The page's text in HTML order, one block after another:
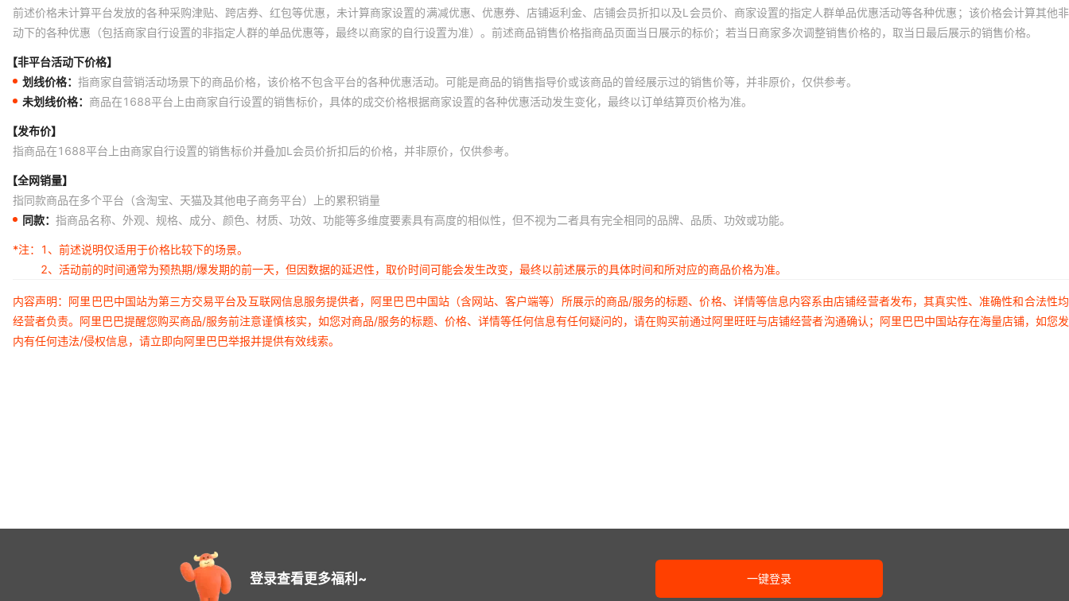
前述价格未计算平台发放的各种采购津贴、跨店券、红包等优惠，未计算商家设置的满减优惠、优惠券、店铺返利金、店铺会员折扣以及L会员价、商家设置的指定人群单品优惠活动等各种优惠；该价格会计算其他
动下的各种优惠（包括商家自行设置的非指定人群的单品优惠等，最终以商家的自行设置为准）。前述商品销售价格指商品页面当日展示的标价；若当日商家多次调整销售价格的，取当日最后展示的销售价格。
【非平台活动下价格】
划线价格： 指商家自营销活动场景下的商品价格，该价格不包含平台的各种优惠活动。可能是商品的销售指导价或该商品的曾经展示过的销售价等，并非原价，仅供参考。
未划线价格： 商品在1688平台上由商家自行设置的销售标价，具体的成交价格根据商家设置的各种优惠活动发生变化，最终以订单结算页价格为准。
【发布价】
指商品在1688平台上由商家自行设置的销售标价并叠加L会员价折扣后的价格，并非原价，仅供参考。
【全网销量】
指同款商品在多个平台（含淘宝、天猫及其他电子商务平台）上的累积销量
同款： 指商品名称、外观、规格、成分、颜色、材质、功效、功能等多维度要素具有高度的相似性，但不视为二者具有完全相同的品牌、品质、功效或功能。
*注：
1、前述说明仅适用于价格比较下的场景。
2、活动前的时间通常为预热期/爆发期的前一天，但因数据的延迟性，取价时间可能会发生改变，最终以前述展示的具体时间和所对应的商品价格为准。
内容声明：阿里巴巴中国站为第三方交易平台及互联网信息服务提供者，阿里巴巴中国站（含网站、客户端等）所展示的商品/服务的标题、价格、详情等信息内容系由店铺经营者发布，其真实性、准确性和合法性
经营者负责。阿里巴巴提醒您购买商品/服务前注意谨慎核实，如您对商品/服务的标题、价格、详情等任何信息有任何疑问的，请在购买前通过阿里旺旺与店铺经营者沟通确认；阿里巴巴中国站存在海量店铺，如您
内有任何违法/侵权信息，请立即向阿里巴巴举报并提供有效线索。
登录查看更多福利~ 一键登录